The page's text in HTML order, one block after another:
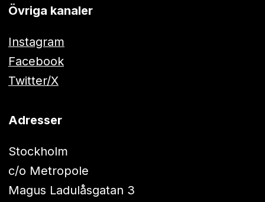
Övriga kanaler
Instagram
Facebook
Twitter/X
Adresser
Stockholm
c/o Metropole
Magus Ladulåsgatan 3